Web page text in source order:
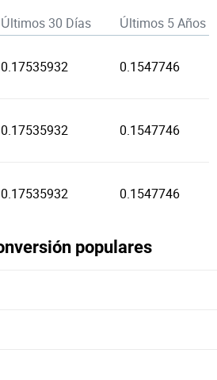
Últimos 30 Días Últimos 5 Años
0.17535932 0.1547746
0.17535932 0.1547746
0.17535932 0.1547746
populares